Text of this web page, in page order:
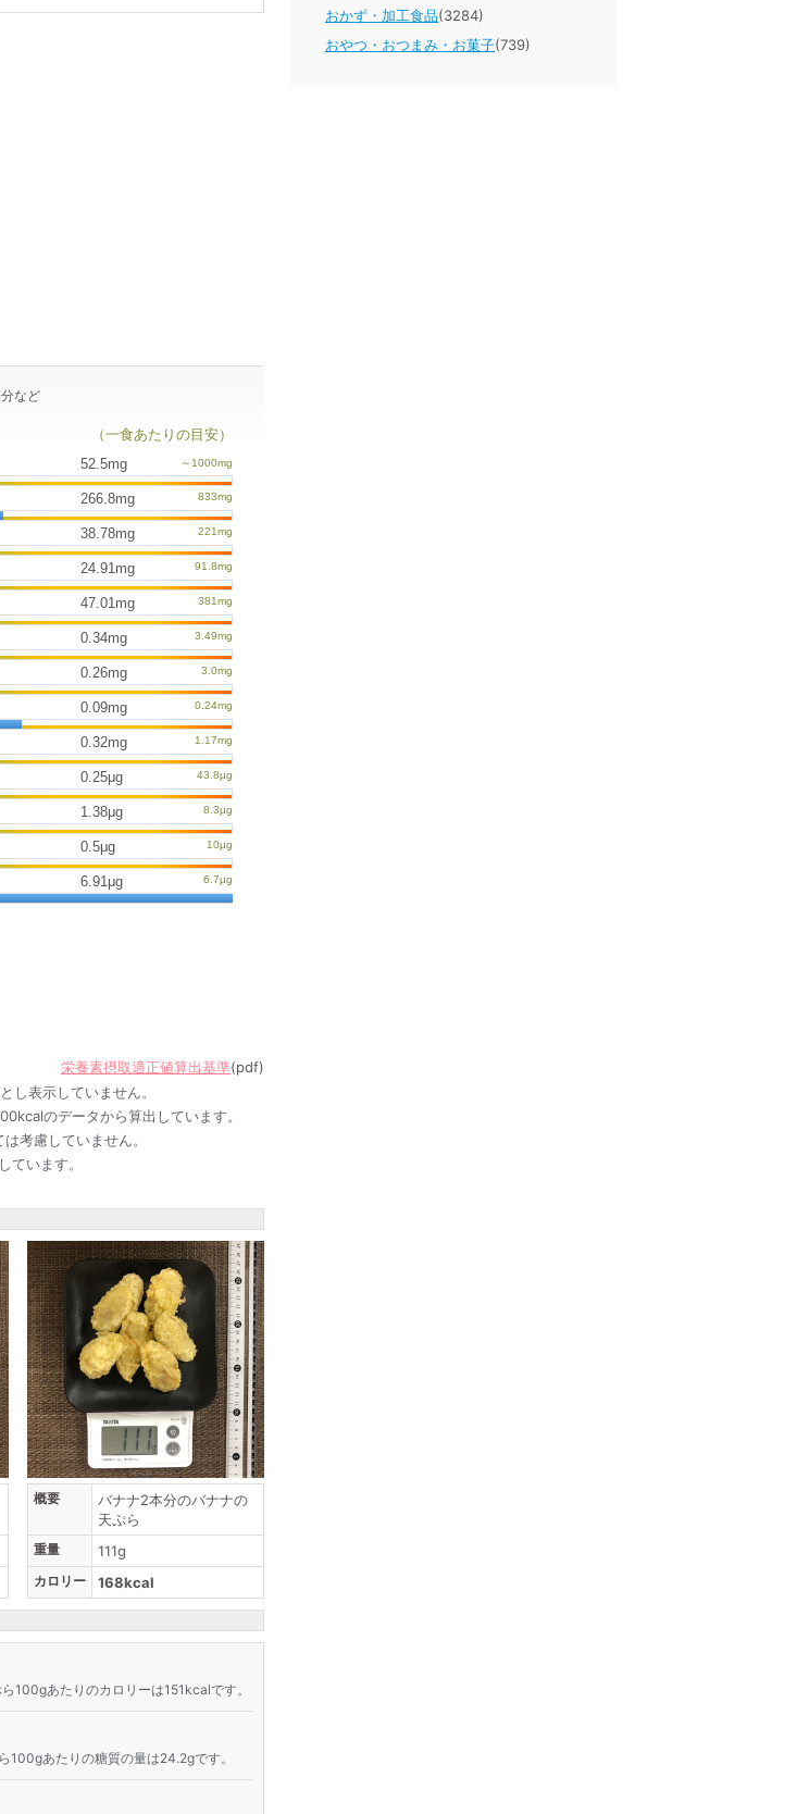
など
（一食あたりの目安）
52.5mg
266.8mg
38.78mg
24.91mg
47.01mg
0.34mg
0.26mg
0.09mg
0.32mg
0.25μg
1.38μg
0.5μg
6.91μg
栄養素摂取適正値算出基準(pdf)
し表示していません。
のデータから算出しています。
考慮していません。
ています。
概要
バナナ2本分のバナナの
天ぷら
重量 111g
カロリー 168kcal
100gあたりのカロリーは151kcalです。
100gあたりの糖質の量は24.2gです。
おかず・加工食品(3284)
おやつ・おつまみ・お菓子(739)